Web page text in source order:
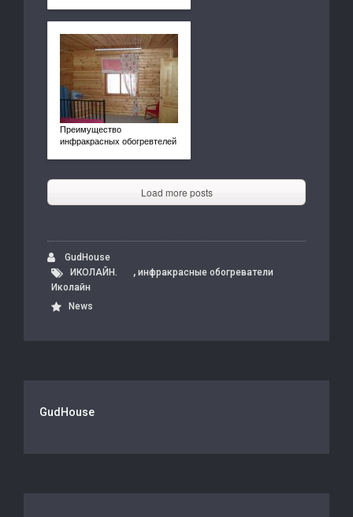
Преимущество
инфракрасных обогревтелей
Load more posts
GudHouse
ИКОЛАЙН.
, инфракрасные обогреватели
Иколайн
News
GudHouse